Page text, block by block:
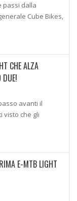
passi dalla
Cube Bikes,
CHE ALZA
DUE!
avanti il
visto che gli
E-MTB LIGHT